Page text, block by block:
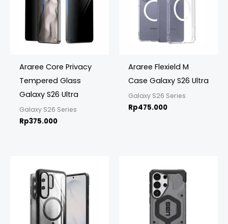
Araree Core Privacy
Tempered Glass
Galaxy S26 Ultra
Galaxy S26 Series
Rp375.000
Araree Flexield M
Case Galaxy S26 Ultra
Galaxy S26 Series
Rp475.000